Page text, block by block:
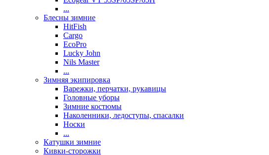
...
Блесны зимние
HitFish
Cargo
EcoPro
Lucky John
Nils Master
...
Зимняя экипировка
Варежки, перчатки, рукавицы
Головные уборы
Зимние костюмы
Наколенники, ледоступы, спасалки
Носки
...
Катушки зимние
Кивки-сторожки